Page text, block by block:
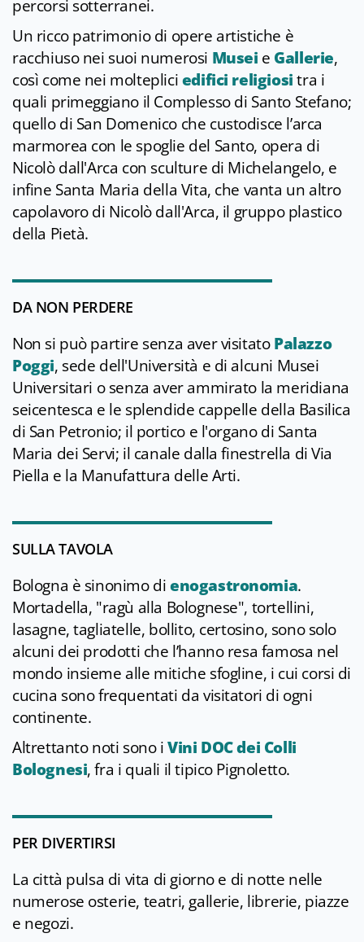
percorsi sotterranei.
Un ricco patrimonio di opere artistiche è
racchiuso nei suoi numerosi Musei e Gallerie,
così come nei moltepliciedifici religiositra i
quali primeggiano il Complesso di Santo Stefano;
quello di San Domenico che custodisce l’arca
marmorea con le spoglie del Santo, opera di
Nicolò dall'Arca con sculture di Michelangelo, e
infine Santa Maria della Vita, che vanta un altro
capolavoro di Nicolò dall'Arca, il gruppo plastico
della Pietà.
DA NON PERDERE
Non si può partire senza aver visitatoPalazzo
Poggi, sede dell'Università e di alcuni Musei
Universitari o senza aver ammirato la meridiana
seicentesca e le splendide cappelle della Basilica
di San Petronio; il portico e l'organo di Santa
Maria dei Servi; il canale dalla finestrella di Via
Piella e la Manufattura delle Arti.
SULLA TAVOLA
Bologna è sinonimo dienogastronomia.
Mortadella, "ragù alla Bolognese", tortellini,
lasagne, tagliatelle, bollito, certosino, sono solo
alcuni dei prodotti che l’hanno resa famosa nel
mondo insieme alle mitiche sfogline, i cui corsi di
cucina sono frequentati da visitatori di ogni
continente.
Altrettanto noti sono iVini DOC dei Colli
Bolognesi, fra i quali il tipico Pignoletto.
PER DIVERTIRSI
La città pulsa di vita di giorno e di notte nelle
numerose osterie, teatri, gallerie, librerie, piazze
e negozi.